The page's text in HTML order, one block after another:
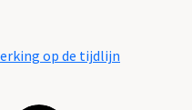
op de tijdlijn